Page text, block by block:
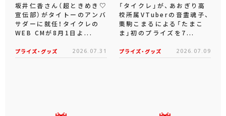
坂井仁香さん（超ときめき♡
宣伝部）がタイトーのアンバ
サダーに就任！タイクレの
WEB CMが8月1日よ...
プライズ・グッズ 2026.07.31
「タイクレ」が、あおぎり高
校所属VTuberの音霊魂子、
栗駒こまるによる「たまこ
ま」初のプライズを7...
プライズ・グッズ 2026.07.09